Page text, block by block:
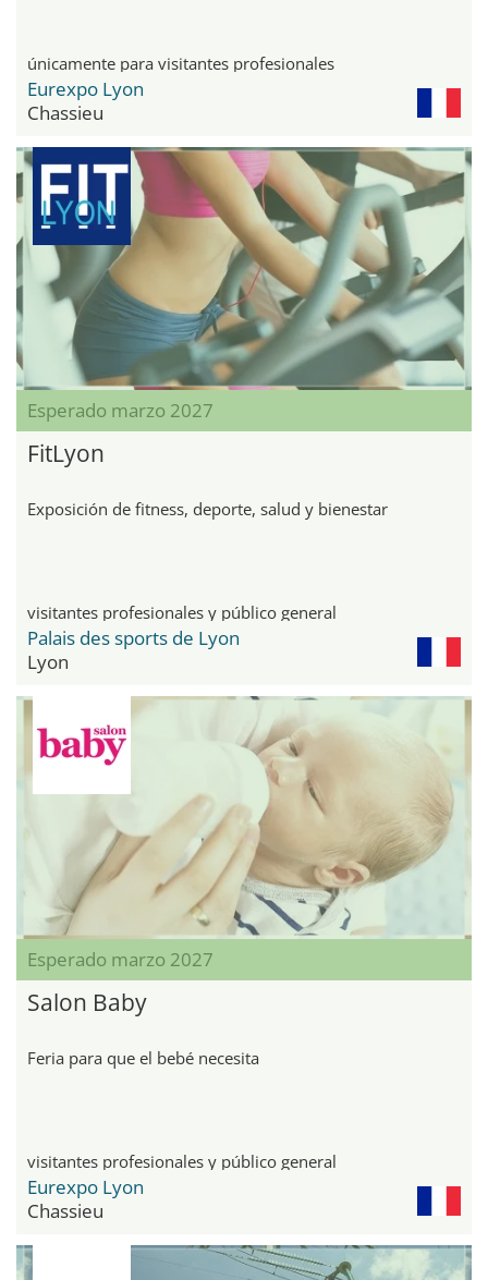
únicamente para visitantes profesionales
Eurexpo Lyon
Chassieu
Esperado marzo 2027
FitLyon
Exposición de fitness, deporte, salud y bienestar
visitantes profesionales y público general
Palais des sports de Lyon
Lyon
Esperado marzo 2027
Salon Baby
Feria para que el bebé necesita
visitantes profesionales y público general
Eurexpo Lyon
Chassieu